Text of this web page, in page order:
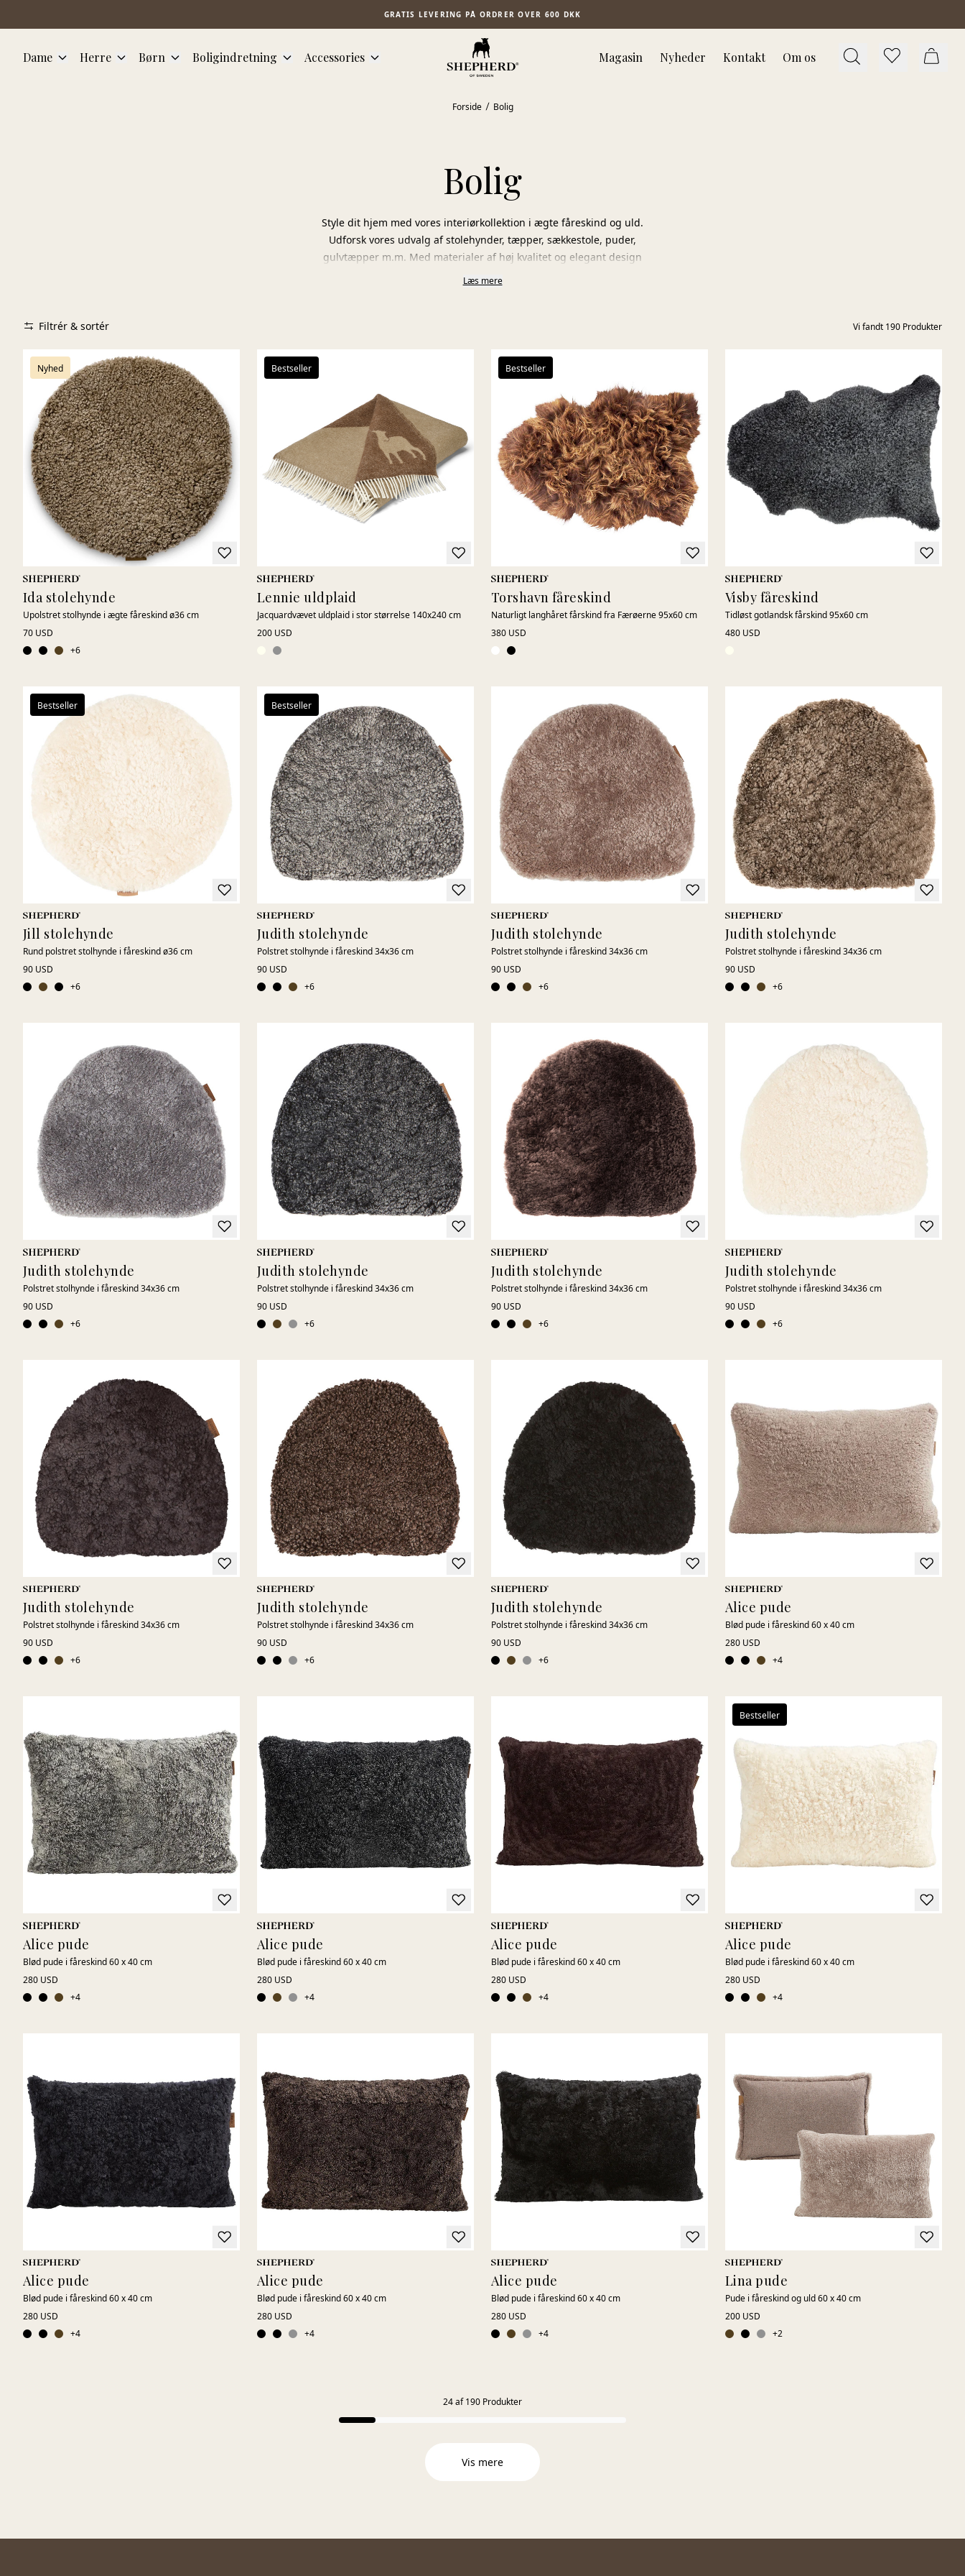
GRATIS LEVERING PÅ ORDRER OVER 600 DKK
Dame Herre Børn Boligindretning Accessories Magasin Nyheder Kontakt Om os
Forside Bolig
Bolig
Style dit hjem med vores interiørkollektion i ægte fåreskind og uld.
Udforsk vores udvalg af stolehynder, tæpper, sækkestole, puder,
gulvtæpper m.m. Med materialer af høj kvalitet og elegant design
forvandler vores produkter dit hjem til et stilfuldt, komfortabelt og
Læs mere
Filtrér & sortér Vi fandt 190 Produkter
Nyhed
Ida stolehynde
Upolstret stolhynde i ægte fåreskind ø36 cm
70 USD
+6
Bestseller
Lennie uldplaid
Jacquardvævet uldplaid i stor størrelse 140x240 cm
200 USD
Bestseller
Torshavn fåreskind
Naturligt langhåret fårskind fra Færøerne 95x60 cm
380 USD
Visby fåreskind
Tidløst gotlandsk fårskind 95x60 cm
480 USD
Bestseller
Jill stolehynde
Rund polstret stolhynde i fåreskind ø36 cm
90 USD
+6
Bestseller
Judith stolehynde
Polstret stolhynde i fåreskind 34x36 cm
90 USD
+6
Judith stolehynde
Polstret stolhynde i fåreskind 34x36 cm
90 USD
+6
Judith stolehynde
Polstret stolhynde i fåreskind 34x36 cm
90 USD
+6
Judith stolehynde
Polstret stolhynde i fåreskind 34x36 cm
90 USD
+6
Judith stolehynde
Polstret stolhynde i fåreskind 34x36 cm
90 USD
+6
Judith stolehynde
Polstret stolhynde i fåreskind 34x36 cm
90 USD
+6
Judith stolehynde
Polstret stolhynde i fåreskind 34x36 cm
90 USD
+6
Judith stolehynde
Polstret stolhynde i fåreskind 34x36 cm
90 USD
+6
Judith stolehynde
Polstret stolhynde i fåreskind 34x36 cm
90 USD
+6
Judith stolehynde
Polstret stolhynde i fåreskind 34x36 cm
90 USD
+6
Alice pude
Blød pude i fåreskind 60 x 40 cm
280 USD
+4
Alice pude
Blød pude i fåreskind 60 x 40 cm
280 USD
+4
Alice pude
Blød pude i fåreskind 60 x 40 cm
280 USD
+4
Alice pude
Blød pude i fåreskind 60 x 40 cm
280 USD
+4
Bestseller
Alice pude
Blød pude i fåreskind 60 x 40 cm
280 USD
+4
Alice pude
Blød pude i fåreskind 60 x 40 cm
280 USD
+4
Alice pude
Blød pude i fåreskind 60 x 40 cm
280 USD
+4
Alice pude
Blød pude i fåreskind 60 x 40 cm
280 USD
+4
Lina pude
Pude i fåreskind og uld 60 x 40 cm
200 USD
+2
24af 190 Produkter
Vis mere